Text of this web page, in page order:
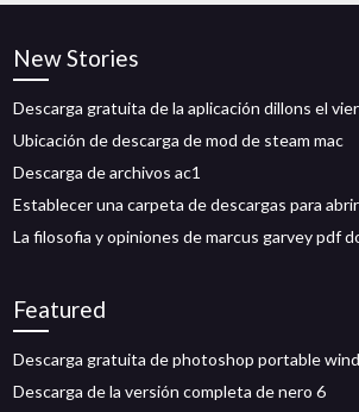
New Stories
Descarga gratuita de la aplicación dillons el
Ubicación de descarga de mod de steam mac
Descarga de archivos ac1
Establecer una carpeta de descargas para
La filosofia y opiniones de marcus garvey pdf
Featured
Descarga gratuita de photoshop portable
Descarga de la versión completa de nero 6